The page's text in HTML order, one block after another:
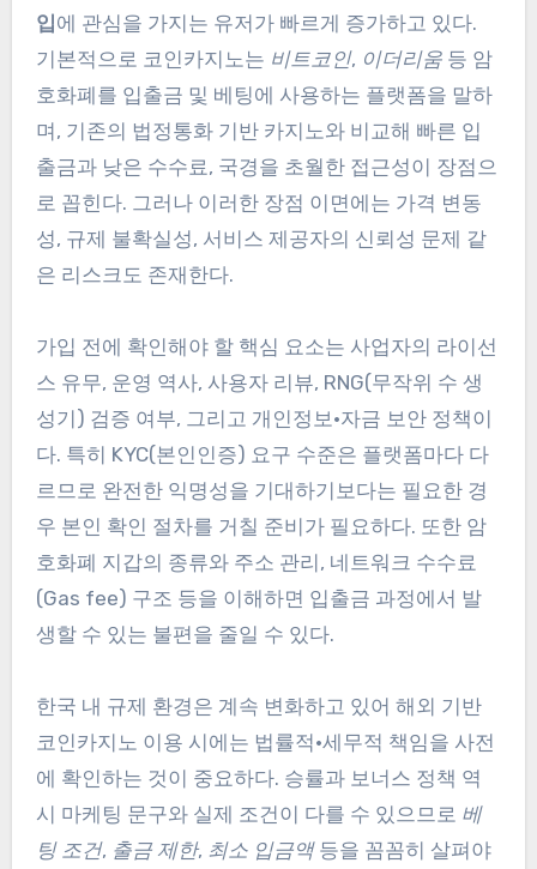
입에 관심을 가지는 유저가 빠르게 증가하고 있다.
기본적으로 코인카지노는 비트코인, 이더리움등 암
호화폐를 입출금 및 베팅에 사용하는 플랫폼을 말하
며, 기존의 법정통화 기반 카지노와 비교해 빠른 입
출금과 낮은 수수료, 국경을 초월한 접근성이 장점으
로 꼽힌다. 그러나 이러한 장점 이면에는 가격 변동
성, 규제 불확실성, 서비스 제공자의 신뢰성 문제 같
은 리스크도 존재한다.
가입 전에 확인해야 할 핵심 요소는 사업자의 라이선
스 유무, 운영 역사, 사용자 리뷰, RNG(무작위 수 생
성기) 검증 여부, 그리고 개인정보·자금 보안 정책이
다. 특히 KYC(본인인증) 요구 수준은 플랫폼마다 다
르므로 완전한 익명성을 기대하기보다는 필요한 경
우 본인 확인 절차를 거칠 준비가 필요하다. 또한 암
호화폐 지갑의 종류와 주소 관리, 네트워크 수수료
(Gas fee) 구조 등을 이해하면 입출금 과정에서 발
생할 수 있는 불편을 줄일 수 있다.
한국 내 규제 환경은 계속 변화하고 있어 해외 기반
코인카지노 이용 시에는 법률적·세무적 책임을 사전
에 확인하는 것이 중요하다. 승률과 보너스 정책 역
시 마케팅 문구와 실제 조건이 다를 수 있으므로 베
팅 조건, 출금 제한, 최소 입금액등을 꼼꼼히 살펴야